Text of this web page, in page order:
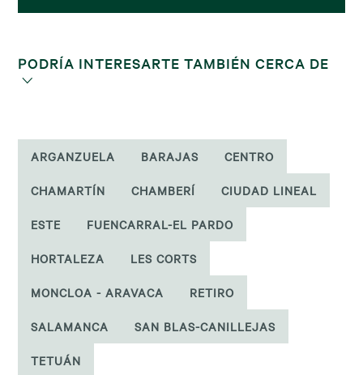
PODRÍA INTERESARTE TAMBIÉN CERCA DE
ARGANZUELA BARAJAS CENTRO
CHAMARTÍN CHAMBERÍ CIUDAD LINEAL
ESTE FUENCARRAL-EL PARDO
HORTALEZA LES CORTS
MONCLOA - ARAVACA RETIRO
SALAMANCA SAN BLAS-CANILLEJAS
TETUÁN